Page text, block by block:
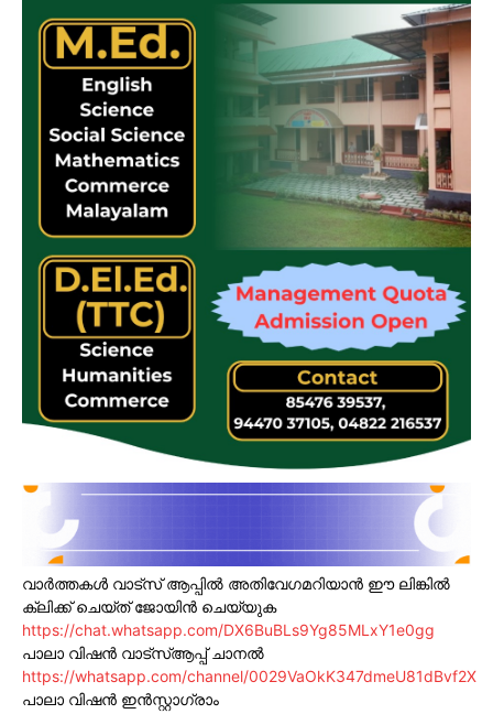
വാർത്തകൾ വാട്സ് ആപ്പിൽ അതിവേഗമറിയാൻ ഈ ലിങ്കിൽ
ക്ലിക്ക് ചെയ്ത് ജോയിൻ ചെയ്യുക
https://chat.whatsapp.com/DX6BuBLs9Yg85MLxY1e0gg
പാലാ വിഷൻ വാട്സ്ആപ്പ് ചാനൽ
https://whatsapp.com/channel/0029VaOkK347dmeU81dBvf2X
പാലാ വിഷൻ ഇൻസ്റ്റാഗ്രാം